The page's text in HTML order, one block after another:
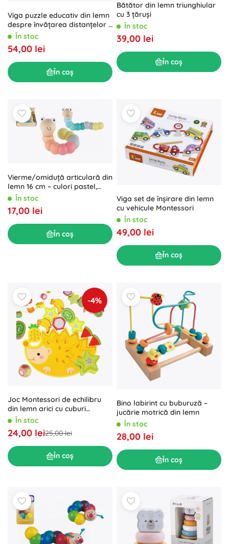
Viga puzzle educativ din lemn
despre învățarea distanțelor 2
în 1În stoc
54,00 lei
În coș
Bătător din lemn triunghiular
cu 3 țăruși
În stoc
39,00 lei
În coș
Vierme/omiduță articulară din
lemn 16 cm – culori pastel,
jucărie flexibilă pentru
bebeluși
În stoc
17,00 lei
În coș
Viga set de înșirare din lemn
cu vehicule Montessori
În stoc
49,00 lei
În coș
-4%
Joc Montessori de echilibru
din lemn arici cu cuburi
fructate de înșiruit
În stoc
24,00 lei25,00 lei
În coș
Bino labirint cu buburuză –
jucărie motrică din lemn
În stoc
28,00 lei
În coș